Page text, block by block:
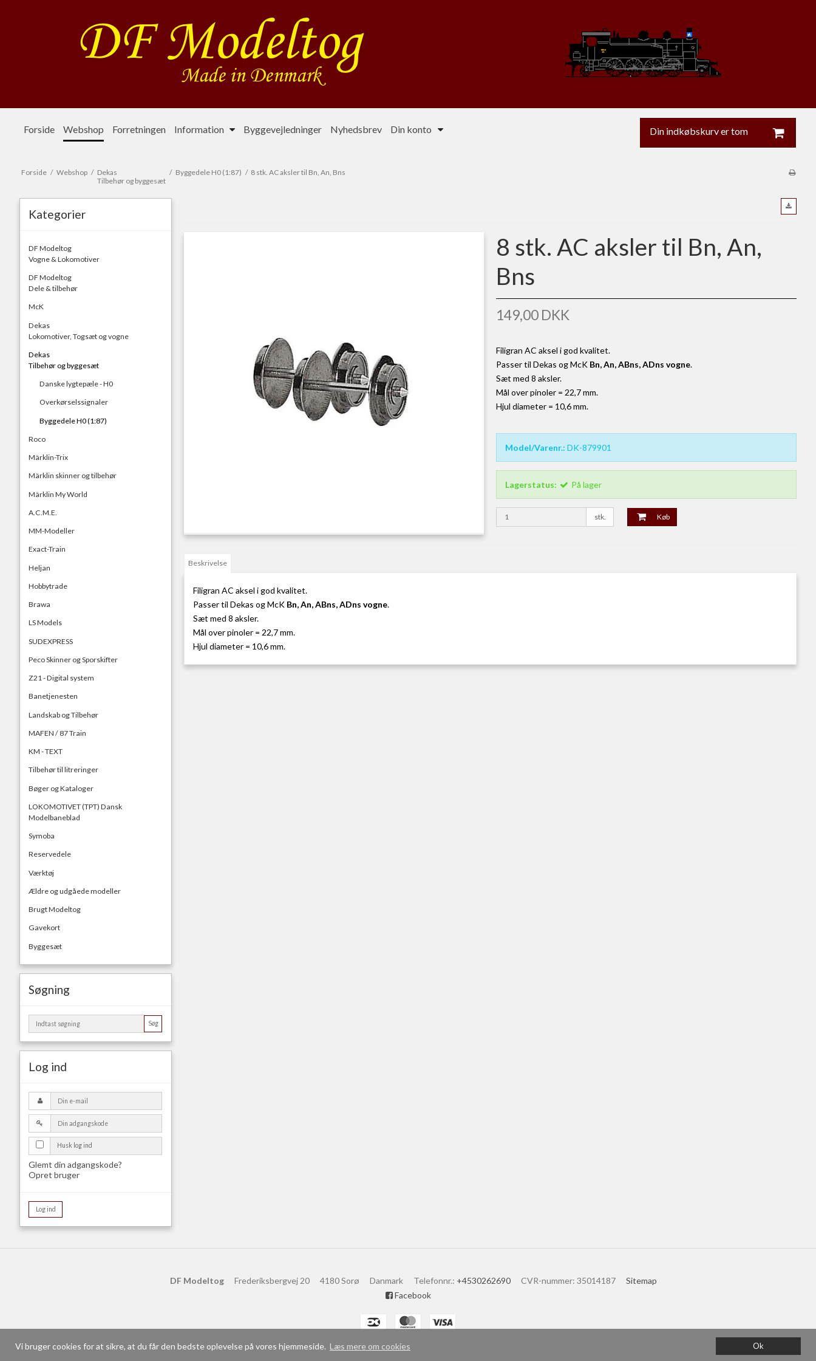
Vi bruger cookies for at sikre, at du får den bedste oplevelse på vores hjemmeside. Læs mere om cookies Ok
Forside Webshop Forretningen Information Byggevejledninger Nyhedsbrev Din konto Din indkøbskurv er tom
Forside / Webshop / Dekas
Tilbehør og byggesæt
/ Byggedele H0 (1:87) / 8 stk. AC aksler til Bn, An, Bns
Kategorier
DF Modeltog
Vogne & Lokomotiver
DF Modeltog
Dele & tilbehør
McK
Dekas
Lokomotiver, Togsæt og vogne
Dekas
Tilbehør og byggesæt
Danske lygtepæle - H0
Overkørselssignaler
Byggedele H0 (1:87)
Roco
Märklin-Trix
Märklin skinner og tilbehør
Märklin My World
A.C.M.E.
MM-Modeller
Exact-Train
Heljan
Hobbytrade
Brawa
LS Models
SUDEXPRESS
Peco Skinner og Sporskifter
Z21 - Digital system
Banetjenesten
Landskab og Tilbehør
MAFEN / 87 Train
KM - TEXT
Tilbehør til litreringer
Bøger og Kataloger
LOKOMOTIVET (TPT) Dansk
Modelbaneblad
Symoba
Reservedele
Værktøj
Ældre og udgåede modeller
Brugt Modeltog
Gavekort
Byggesæt
Søgning
Søg
Log ind
Husk log ind
Glemt din adgangskode?
Opret bruger
Log ind
8 stk. AC aksler til Bn, An,
Bns
149,00 DKK
Filigran AC aksel i god kvalitet.
Passer til Dekas og McK Bn, An, ABns, ADns vogne.
Sæt med 8 aksler.
Mål over pinoler = 22,7 mm.
Hjul diameter = 10,6 mm.
Model/Varenr.: DK-879901
Lagerstatus: På lager
stk. Køb
Beskrivelse
Filigran AC aksel i god kvalitet.
Passer til Dekas og McK Bn, An, ABns, ADns vogne.
Sæt med 8 aksler.
Mål over pinoler = 22,7 mm.
Hjul diameter = 10,6 mm.
DF Modeltog Frederiksbergvej 20 4180 Sorø Danmark Telefonnr.: +4530262690 CVR-nummer: 35014187
Sitemap
Facebook